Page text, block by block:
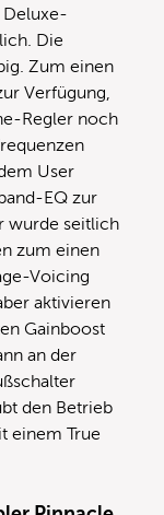
Deluxe-
Die
Zum einen
Verfügung,
Regler noch
User
EQ zur
wurde seitlich
zum einen
Voicing
aktivieren
Gainboost
an der
den Betrieb
einem True